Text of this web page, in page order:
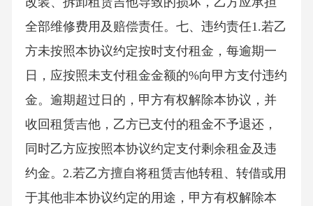
全部维修费用及赔偿责任。七、违约责任1.若乙
方未按照本协议约定按时支付租金，每逾期一
日，应按照未支付租金金额的%向甲方支付违约
金。逾期超过日的，甲方有权解除本协议，并
收回租赁吉他，乙方已支付的租金不予退还，
同时乙方应按照本协议约定支付剩余租金及违
约金。2.若乙方擅自将租赁吉他转租、转借或用
于其他非本协议约定的用途，甲方有权解除本